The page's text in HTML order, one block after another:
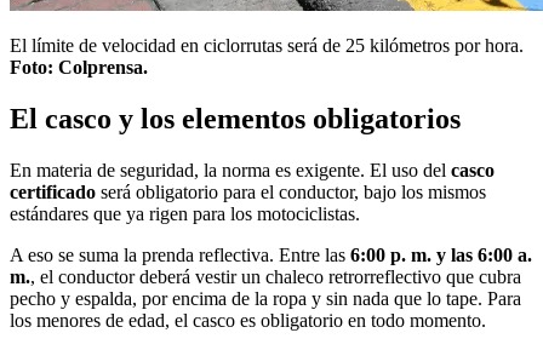
El límite de velocidad en ciclorrutas será de 25 kilómetros por hora.
Foto: Colprensa.
El casco y los elementos obligatorios
En materia de seguridad, la norma es exigente. El uso del casco
certificado será obligatorio para el conductor, bajo los mismos
estándares que ya rigen para los motociclistas.
A eso se suma la prenda reflectiva. Entre las 6:00 p. m. y las 6:00 a.
m., el conductor deberá vestir un chaleco retrorreflectivo que cubra
pecho y espalda, por encima de la ropa y sin nada que lo tape. Para
los menores de edad, el casco es obligatorio en todo momento.